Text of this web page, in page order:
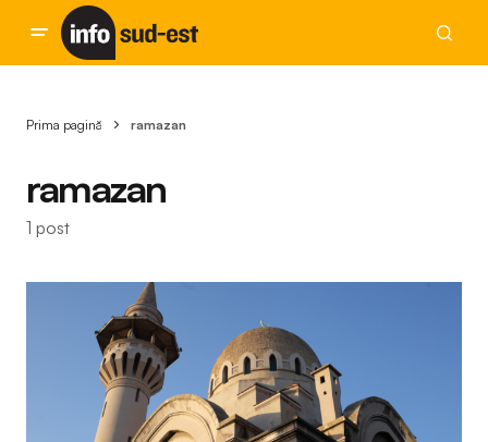
Prima pagină ramazan
ramazan
1 post